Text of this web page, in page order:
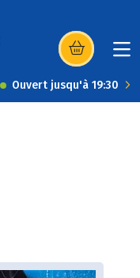
(s’ouvre dans
Ouvert jusqu'à 19:30